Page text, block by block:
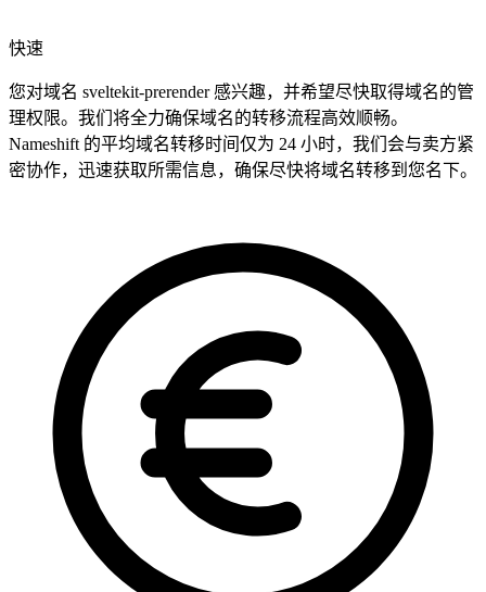
快速
您对域名 sveltekit-prerender 感兴趣，并希望尽快取得域名的管
理权限。我们将全力确保域名的转移流程高效顺畅。
Nameshift 的平均域名转移时间仅为 24 小时，我们会与卖方紧
密协作，迅速获取所需信息，确保尽快将域名转移到您名下。